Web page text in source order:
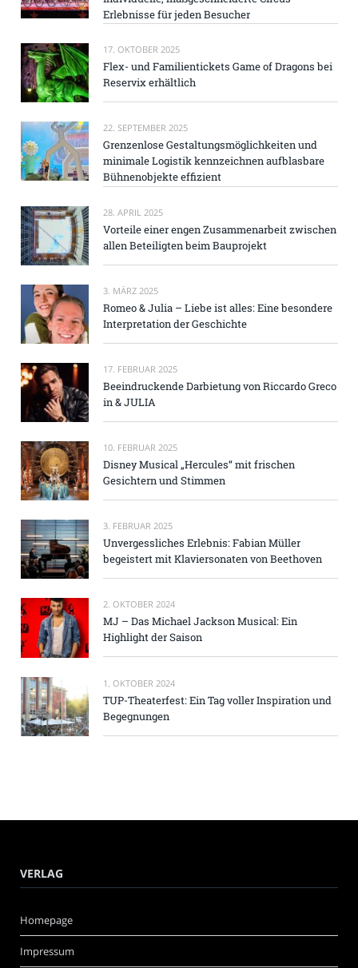
Erlebnisse für jeden Besucher
17. OKTOBER 2025
Flex- und Familientickets Game of Dragons bei
Reservix erhältlich
22. SEPTEMBER 2025
Grenzenlose Gestaltungsmöglichkeiten und
minimale Logistik kennzeichnen aufblasbare
Bühnenobjekte effizient
28. APRIL 2025
Vorteile einer engen Zusammenarbeit zwischen
allen Beteiligten beim Bauprojekt
3. MÄRZ 2025
Romeo & Julia – Liebe ist alles: Eine besondere
Interpretation der Geschichte
17. FEBRUAR 2025
Beeindruckende Darbietung von Riccardo Greco
in & JULIA
10. FEBRUAR 2025
Disney Musical „Hercules“ mit frischen
Gesichtern und Stimmen
3. FEBRUAR 2025
Unvergessliches Erlebnis: Fabian Müller
begeistert mit Klaviersonaten von Beethoven
2. OKTOBER 2024
MJ – Das Michael Jackson Musical: Ein
Highlight der Saison
1. OKTOBER 2024
TUP-Theaterfest: Ein Tag voller Inspiration und
Begegnungen
VERLAG
Homepage
Impressum